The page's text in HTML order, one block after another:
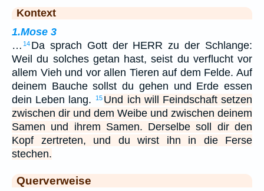
Kontext
1.Mose 3
… 14 Da sprach Gott der HERR zu der Schlange:
Weil du solches getan hast, seist du verflucht vor
allem Vieh und vor allen Tieren auf dem Felde. Auf
deinem Bauche sollst du gehen und Erde essen
dein Leben lang.
15 Und ich will Feindschaft setzen
zwischen dir und dem Weibe und zwischen deinem
Samen und ihrem Samen. Derselbe soll dir den
Kopf zertreten, und du wirst ihn in die Ferse
stechen.
Querverweise